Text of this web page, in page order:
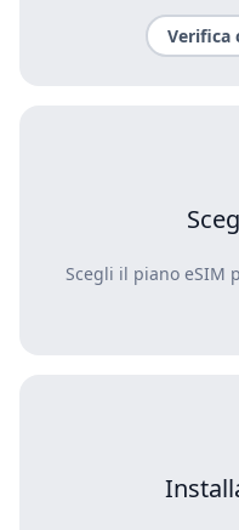
Verifica
Scegli il piano eSIM